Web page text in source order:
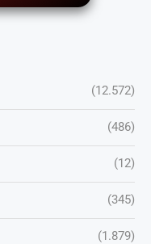
(12.572)
(486)
(12)
(345)
(1.879)